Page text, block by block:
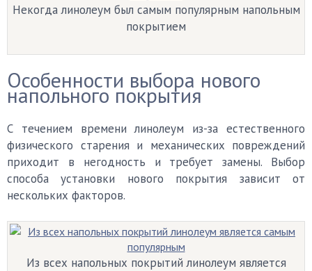
Некогда линолеум был самым популярным напольным
покрытием
Особенности выбора нового
напольного покрытия
С течением времени линолеум из-за естественного
физического старения и механических повреждений
приходит в негодность и требует замены. Выбор
способа установки нового покрытия зависит от
нескольких факторов.
Из всех напольных покрытий линолеум является